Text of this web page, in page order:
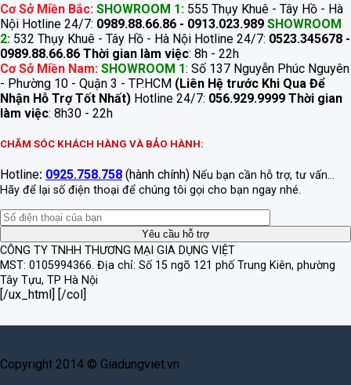
Cơ Sở Miền Bắc: SHOWROOM 1: 555 Thụy Khuê - Tây Hồ - Hà
Nội Hotline 24/7: 0989.88.66.86 - 0913.023.989 SHOWROOM
2: 532 Thụy Khuê - Tây Hồ - Hà Nội Hotline 24/7: 0523.345678 -
0989.88.66.86 Thời gian làm việc: 8h - 22h
Cơ Sở Miền Nam: SHOWROOM 1: Số 137 Nguyễn Phúc Nguyên
- Phường 10 - Quận 3 - TP.HCM (Liên Hệ trước Khi Qua Để
Nhận Hỗ Trợ Tốt Nhất) Hotline 24/7: 056.929.9999 Thời gian
làm việc: 8h30 - 22h
CHĂM SÓC KHÁCH HÀNG VÀ BẢO HÀNH:
Hotline: 0925.758.758 (hành chính) Nếu bạn cần hỗ trợ, tư vấn...
Hãy để lại số điện thoại để chúng tôi gọi cho bạn ngay nhé.
CÔNG TY TNHH THƯƠNG MẠI GIA DỤNG VIỆT
MST: 0105994366. Địa chỉ: Số 15 ngõ 121 phố Trung Kiên, phường
Tây Tựu, TP Hà Nội
[/ux_html] [/col]
Copyright 2014 © Giadungviet.vn